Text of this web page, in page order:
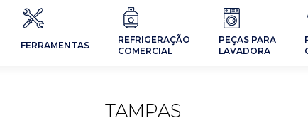
FERRAMENTAS
REFRIGERAÇÃO
COMERCIAL
PEÇAS PARA
LAVADORA
TAMPAS